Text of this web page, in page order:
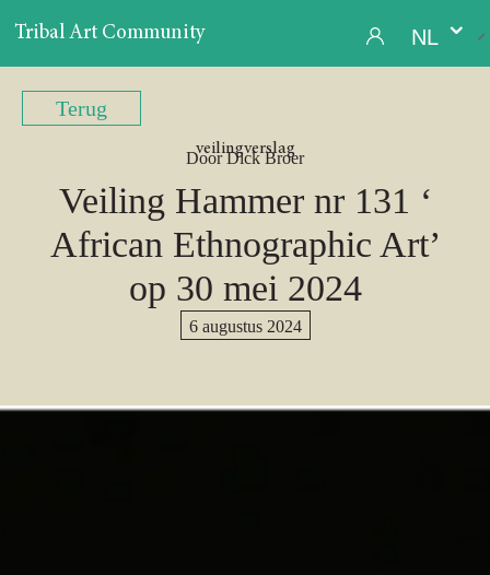
naar
inhoud
Tribal Art Community NL
Terug
veilingverslag
Door Dick Broer
Veiling Hammer nr 131 ‘
African Ethnographic Art’
op 30 mei 2024
6 augustus 2024